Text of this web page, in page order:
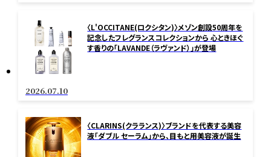
〈L'OCCITANE(ロクシタン)〉メゾン創設50周年を
記念したフレグランスコレクションから 心ときほぐ
す香りの「LAVANDE（ラヴァンド）」が登場
2026.07.10
〈CLARINS(クラランス)〉ブランドを代表する美容
液「ダブル セーラム」から、目もと用美容液が誕生